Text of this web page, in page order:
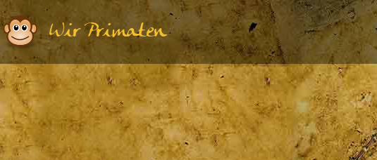
Wir Primaten